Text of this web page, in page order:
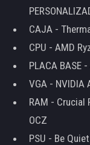
CAJA -
CPU - AMD
PLACA BASE
VGA - NVIDIA
RAM - Crucial
OCZ
PSU - Be